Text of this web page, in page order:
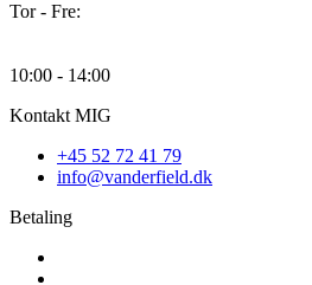
Tor - Fre:
10:00 - 14:00
Kontakt MIG
+45 52 72 41 79
info@vanderfield.dk
Betaling